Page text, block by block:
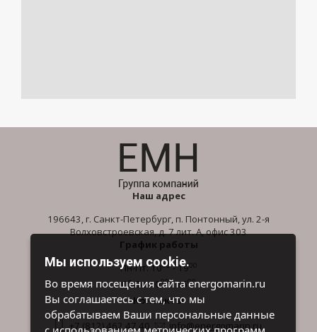
Наш адрес
196643, г. Санкт-Петербург, п. Понтонный, ул. 2-я
Волховстроевская, д. 7 лит. А, офис 303
График работы
Пн-Пт: 1000- 1900
Сб-Вс: 1000- 1600
Контакты
+7 (812) 462 47 40 info@energomarin.ru
Мы используем cookie.
Во время посещения сайта energomarin.ru
Вы соглашаетесь с тем, что мы
обрабатываем Ваши персональные данные